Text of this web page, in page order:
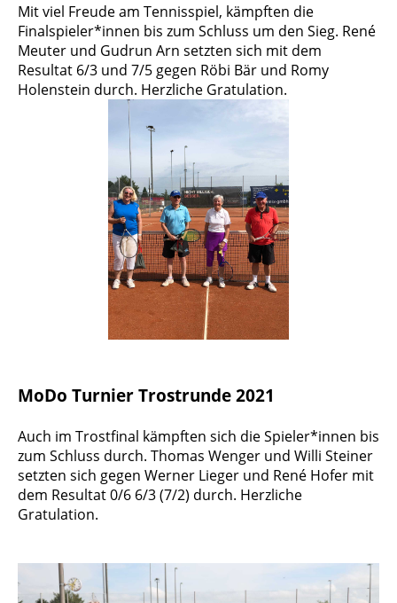
Mit viel Freude am Tennisspiel, kämpften die
Finalspieler*innen bis zum Schluss um den Sieg. René
Meuter und Gudrun Arn setzten sich mit dem
Resultat 6/3 und 7/5 gegen Röbi Bär und Romy
Holenstein durch. Herzliche Gratulation.
MoDo Turnier Trostrunde 2021
Auch im Trostfinal kämpften sich die Spieler*innen bis
zum Schluss durch. Thomas Wenger und Willi Steiner
setzten sich gegen Werner Lieger und René Hofer mit
dem Resultat 0/6 6/3 (7/2) durch. Herzliche
Gratulation.